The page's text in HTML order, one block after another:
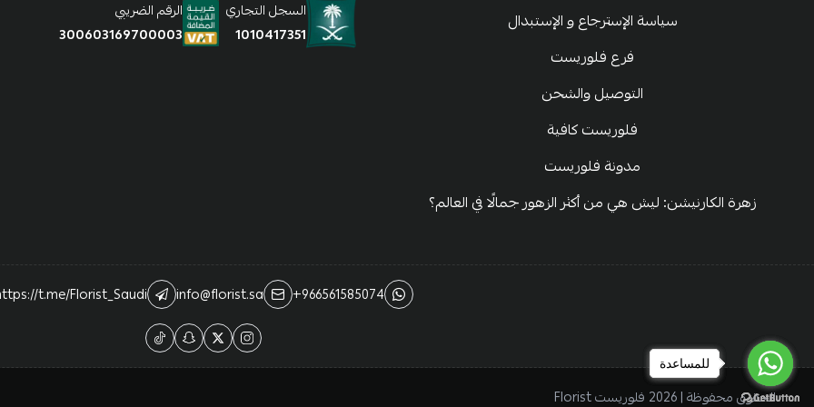
سياسة الإسترجاع و الإستبدال
فرع فلوريست
التوصيل والشحن
فلوريست كافية
مدونة فلوريست
زهرة الكارنيشن: ليش هي من أكثر الزهور جمالًا في العالم؟
السجل التجاري
1010417351
الرقم الضريبي
300603169700003
+966561585074
info@florist.sa
t.me/Florist_Saudi
الحقوق محفوظة | 2026 فلوريست Florist
للمساعدة
للمساعدة
للمساعدة